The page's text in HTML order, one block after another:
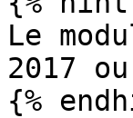
Le
2017
{%